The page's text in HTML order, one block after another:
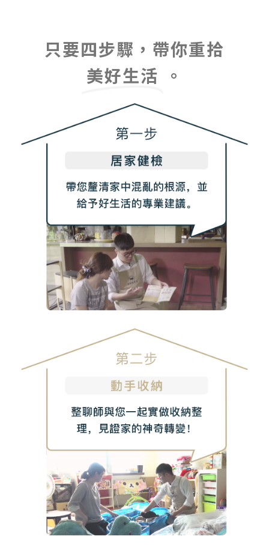
只要四步驟，帶你重拾
美好生活 。